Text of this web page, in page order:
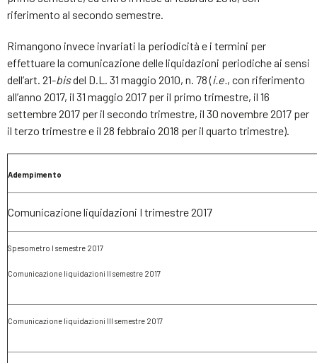
riferimento al secondo semestre.
Rimangono invece invariati la periodicità e i termini per
effettuare la comunicazione delle liquidazioni periodiche ai sensi
dell’art. 21-bisdel D.L. 31 maggio 2010, n. 78 (i.e., con riferimento
all’anno 2017, il 31 maggio 2017 per il primo trimestre, il 16
settembre 2017 per il secondo trimestre, il 30 novembre 2017 per
il terzo trimestre e il 28 febbraio 2018 per il quarto trimestre).
Adempimento
Comunicazione liquidazioni I trimestre 2017
Spesometro I semestre 2017
Comunicazione liquidazioni II semestre 2017
Comunicazione liquidazioni III semestre 2017